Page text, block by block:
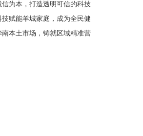
为本，打造透明可信的科技
赋能羊城家庭，成为全民健
本土市场，铸就区域精准营